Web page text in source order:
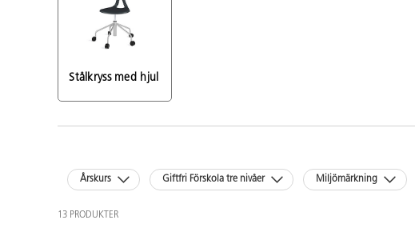
Stålkryss med hjul
Årskurs Giftfri Förskola tre nivåer Miljömärkning
13 PRODUKTER